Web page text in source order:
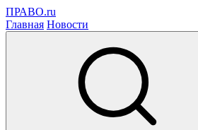
ПРАВО.ru
Главная Новости